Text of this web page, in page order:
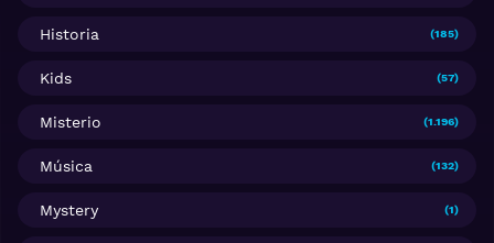
Historia (185)
Kids (57)
Misterio (1.196)
Música (132)
Mystery (1)